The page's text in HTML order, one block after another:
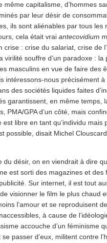
même capitalisme, d’hommes
par leur désir de
ils sont aliénables par tous
cela était vrai antecovidium
crise : crise du salariat, crise de
virilité souffre d’un paradoxe : la
masculins en vue de faire des
intéressons-nous précisément
des sociétés liquides faites
garantissent, en même temps,
PMA/GPA d’un côté, mais
est libre en tant qu’individu
possible, disait Michel
du désir, on en viendrait à dire
est sorti des magazines et
Sur internet, il est tout
visionner le film le plus chaud
l’amour et se reproduisent
à cause de
accouche d’un féminisme
passer d’eux, militent contre